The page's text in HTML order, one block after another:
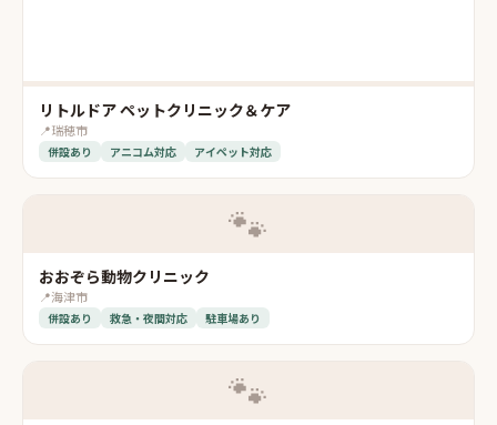
リトルドア ペットクリニック＆ケア
📍瑞穂市
併設あり アニコム対応 アイペット対応
🐾
おおぞら動物クリニック
📍海津市
併設あり 救急・夜間対応 駐車場あり
🐾